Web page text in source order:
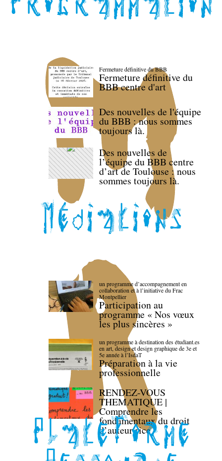
Fermeture définitive du BBB
Fermeture définitive du
BBB centre d'art
Des nouvelles de l'équipe
du BBB : nous sommes
toujours là.
Des nouvelles de
l’équipe du BBB centre
d’art de Toulouse : nous
sommes toujours là.
un programme d’accompagnement en
collaboration et à l’initiative du Frac
Montpellier
Participation au
programme « Nos vœux
les plus sincères »
un programme à destination des étudiant.es
en art, design et design graphique de 3e et
5e année à l’IsdaT
Préparation à la vie
professionnelle
RENDEZ-VOUS
THEMATIQUE |
Comprendre les
fondamentaux du droit
d’auteur·rice